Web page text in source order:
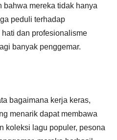
mereka tidak hanya
peduli terhadap
dan profesionalisme
banyak penggemar.
bagaimana kerja keras,
menarik dapat membawa
koleksi lagu populer, pesona